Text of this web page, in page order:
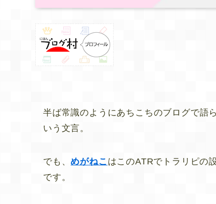
半ば常識のようにあちこちのブログで語
いう文言。
でも、めがねこ はこのATRでトラリピの
です。